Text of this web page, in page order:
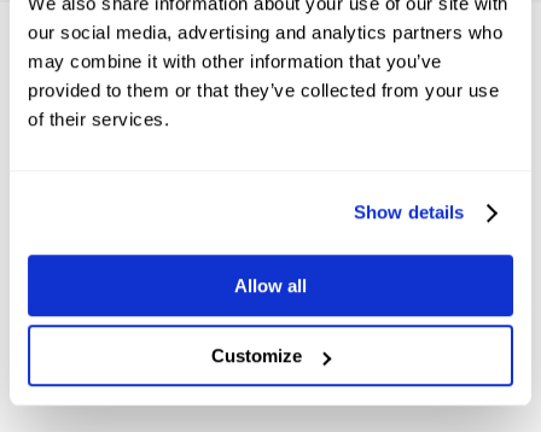
our social media, advertising and analytics partners who
may combine it with other information that you’ve
provided to them or that they’ve collected from your use
of their services.
Show details
Allow all
Customize